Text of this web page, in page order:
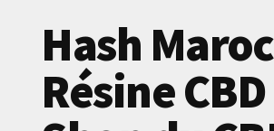
Hash
Résine